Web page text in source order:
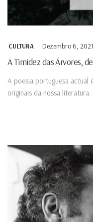
CULTURA Dezembro 6, 2021
A Timidez das Árvores,
A poesia portuguesa actual
originais da nossa literatura.